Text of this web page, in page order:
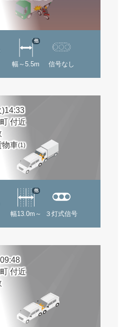
幅～5.5m
他
信号なし
)14:33
付近
物車(1)
幅13.0m～
他
３灯式信号
付近